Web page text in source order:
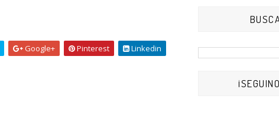
Google+ Pinterest Linkedin